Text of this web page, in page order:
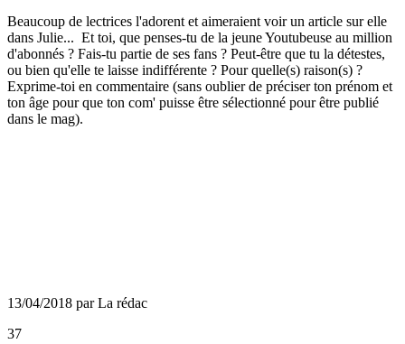
Beaucoup de lectrices l'adorent et aimeraient voir un article sur elle
dans Julie... Et toi, que penses-tu de la jeune Youtubeuse au million
d'abonnés ? Fais-tu partie de ses fans ? Peut-être que tu la détestes,
ou bien qu'elle te laisse indifférente ? Pour quelle(s) raison(s) ?
Exprime-toi en commentaire (sans oublier de préciser ton prénom et
ton âge pour que ton com' puisse être sélectionné pour être publié
dans le mag).
13/04/2018 par La rédac
37